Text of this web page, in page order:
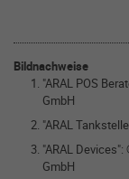
Bildnachweise
"ARAL POS
GmbH
"ARAL
"ARAL
GmbH